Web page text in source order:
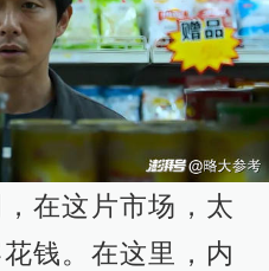
在这片市场，太
钱。在这里，内